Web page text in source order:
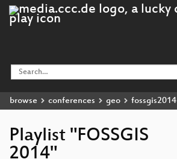
browse conferences geo fossgis2014
Playlist "FOSSGIS
2014"